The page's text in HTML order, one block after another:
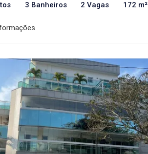
3 Banheiros 2 Vagas 172 m²